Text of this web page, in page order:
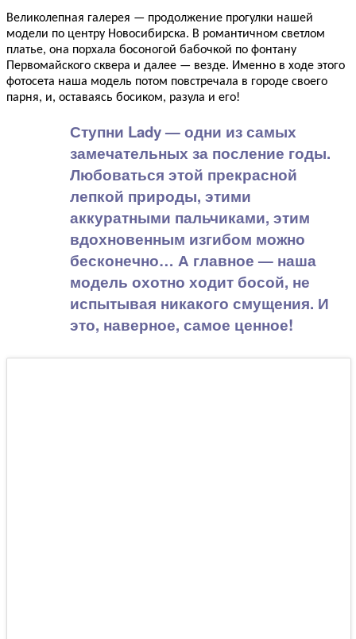
Великолепная галерея — продолжение прогулки нашей
модели по центру Новосибирска. В романтичном светлом
платье, она порхала босоногой бабочкой по фонтану
Первомайского сквера и далее — везде. Именно в ходе этого
фотосета наша модель потом повстречала в городе своего
парня, и, оставаясь босиком, разула и его!
Ступни Lady — одни из самых
замечательных за посление годы.
Любоваться этой прекрасной
лепкой природы, этими
аккуратными пальчиками, этим
вдохновенным изгибом можно
бесконечно… А главное — наша
модель охотно ходит босой, не
испытывая никакого смущения. И
это, наверное, самое ценное!